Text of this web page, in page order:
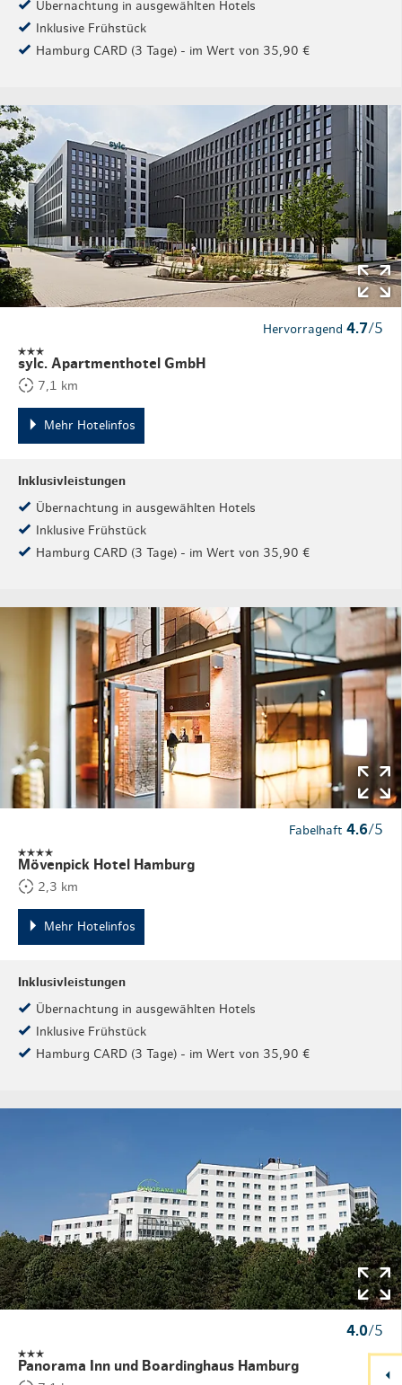
Übernachtung in ausgewählten Hotels
Inklusive Frühstück
Hamburg CARD (3 Tage) - im Wert von 35,90 €
Hervorragend4.7/5
sylc. Apartmenthotel GmbH
7,1 km
Mehr Hotelinfos
Inklusivleistungen
Übernachtung in ausgewählten Hotels
Inklusive Frühstück
Hamburg CARD (3 Tage) - im Wert von 35,90 €
Fabelhaft4.6/5
Mövenpick Hotel Hamburg
2,3 km
Mehr Hotelinfos
Inklusivleistungen
Übernachtung in ausgewählten Hotels
Inklusive Frühstück
Hamburg CARD (3 Tage) - im Wert von 35,90 €
4.0/5
Panorama Inn und Boardinghaus Hamburg